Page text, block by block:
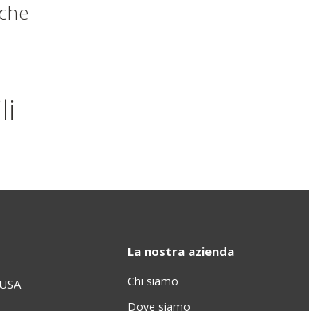
La nostra azienda
Chi siamo
Dove siamo